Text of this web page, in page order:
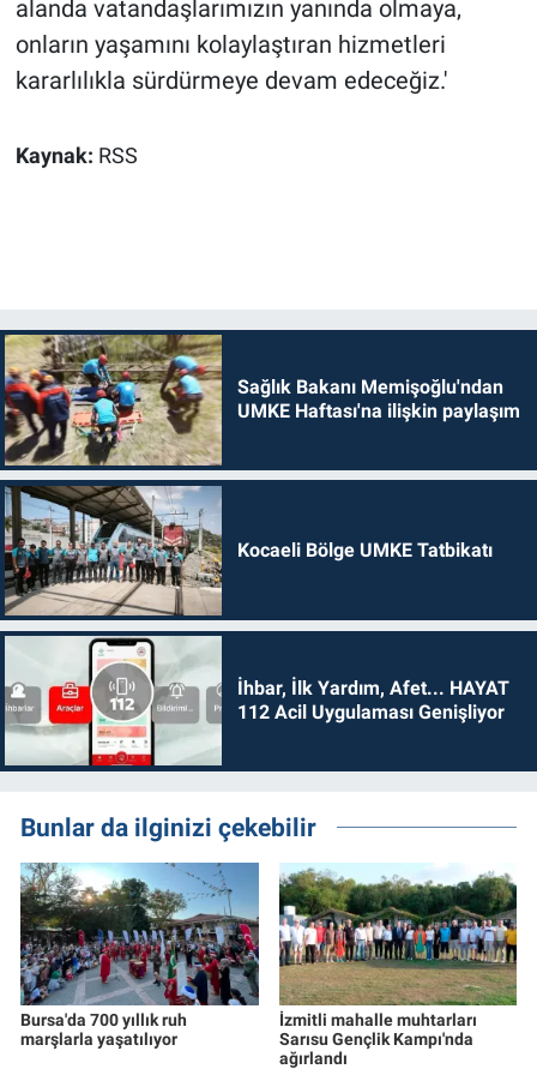
alanda vatandaşlarımızın yanında olmaya,
onların yaşamını kolaylaştıran hizmetleri
kararlılıkla sürdürmeye devam edeceğiz.'
Kaynak: RSS
Sağlık Bakanı Memişoğlu'ndan
UMKE Haftası'na ilişkin paylaşım
Kocaeli Bölge UMKE Tatbikatı
İhbar, İlk Yardım, Afet... HAYAT
112 Acil Uygulaması Genişliyor
Bunlar da ilginizi çekebilir
Bursa'da 700 yıllık ruh
marşlarla yaşatılıyor
İzmitli mahalle muhtarları
Sarısu Gençlik Kampı'nda
ağırlandı